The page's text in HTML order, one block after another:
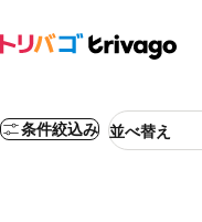
条件絞込み 並べ替え